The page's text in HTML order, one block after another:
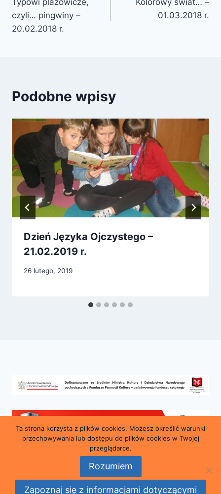
wpisu
Typowi plażowicze,
czyli… pingwiny –
20.02.2018 r.
Kolorowy świat… –
01.03.2018 r.
Podobne wpisy
Dzień Języka Ojczystego –
21.02.2019 r.
26 lutego, 2019
© 2026 Miejska i Powiatowa Biblioteka Publiczna
Ta strona korzysta z plików cookies. Możesz określić warunki
przechowywania lub dostępu do plików cookies w Twojej
przeglądarce.
Rozumiem
Zapoznaj się z informacjami dotyczącymi